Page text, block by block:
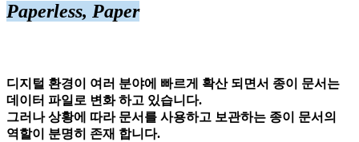
Paperless, Paper
디지털 환경이 여러 분야에 빠르게 확산 되면서 종이 문서는
데이터 파일로 변화 하고 있습니다.
그러나 상황에 따라 문서를 사용하고 보관하는 종이 문서의
역할이 분명히 존재 합니다.